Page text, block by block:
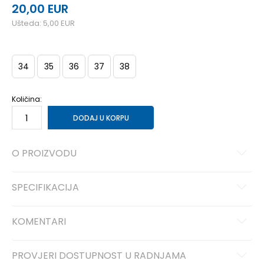
20,00 EUR
Ušteda: 5,00 EUR
34 35 36 37 38
Količina:
DODAJ U KORPU
O PROIZVODU
SPECIFIKACIJA
KOMENTARI
PROVJERI DOSTUPNOST U RADNJAMA